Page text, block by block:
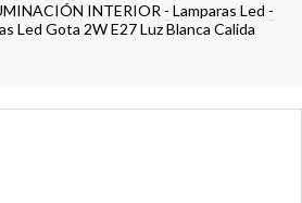
INTERIOR - Lamparas Led -
Led Gota 2W E27 Luz Blanca Calida